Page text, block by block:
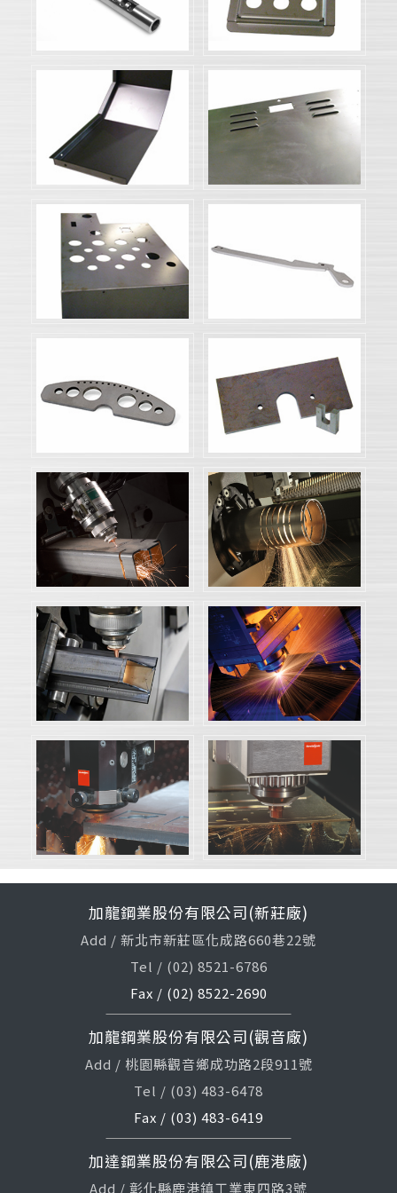
加龍鋼業股份有限公司(新莊廠)
Add / 新北市新莊區化成路660巷22號
Tel / (02) 8521-6786
Fax / (02) 8522-2690
加龍鋼業股份有限公司(觀音廠)
Add / 桃園縣觀音鄉成功路2段911號
Tel / (03) 483-6478
Fax / (03) 483-6419
加達鋼業股份有限公司(鹿港廠)
Add / 彰化縣鹿港鎮工業東四路3號